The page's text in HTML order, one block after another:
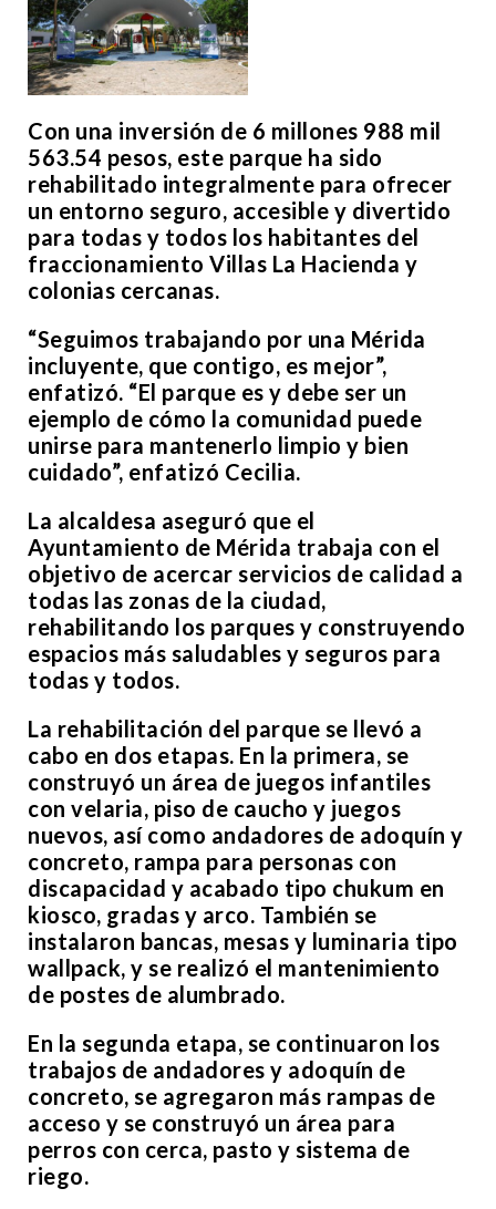
Con una inversión de 6 millones 988 mil
563.54 pesos, este parque ha sido
rehabilitado integralmente para ofrecer
un entorno seguro, accesible y divertido
para todas y todos los habitantes del
fraccionamiento Villas La Hacienda y
colonias cercanas.
“Seguimos trabajando por una Mérida
incluyente, que contigo, es mejor”,
enfatizó. “El parque es y debe ser un
ejemplo de cómo la comunidad puede
unirse para mantenerlo limpio y bien
cuidado”, enfatizó Cecilia.
La alcaldesa aseguró que el
Ayuntamiento de Mérida trabaja con el
objetivo de acercar servicios de calidad a
todas las zonas de la ciudad,
rehabilitando los parques y construyendo
espacios más saludables y seguros para
todas y todos.
La rehabilitación del parque se llevó a
cabo en dos etapas. En la primera, se
construyó un área de juegos infantiles
con velaria, piso de caucho y juegos
nuevos, así como andadores de adoquín y
concreto, rampa para personas con
discapacidad y acabado tipo chukum en
kiosco, gradas y arco. También se
instalaron bancas, mesas y luminaria tipo
wallpack, y se realizó el mantenimiento
de postes de alumbrado.
En la segunda etapa, se continuaron los
trabajos de andadores y adoquín de
concreto, se agregaron más rampas de
acceso y se construyó un área para
perros con cerca, pasto y sistema de
riego.